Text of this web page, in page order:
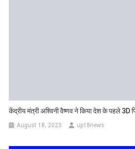
केंद्रीय मंत्री अश्विनी वैष्णव ने किया देश के पहले 3D
August 18, 2023 up18news